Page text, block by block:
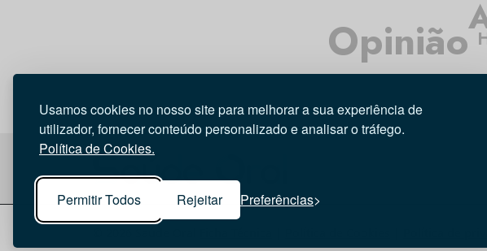
Usamos cookies no nosso site para melhorar a sua experiência de
utilizador, fornecer conteúdo personalizado e analisar o tráfego.
Política de Cookies.
Permitir Todos Rejeitar Preferências
Opinião
Política de